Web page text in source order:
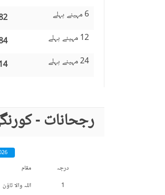
6 مہینے پہلے
12 مہینے پہلے
24 مہینے پہلے
رجحانات -
درجہ مقام
1
اللہ والا ٹاؤن